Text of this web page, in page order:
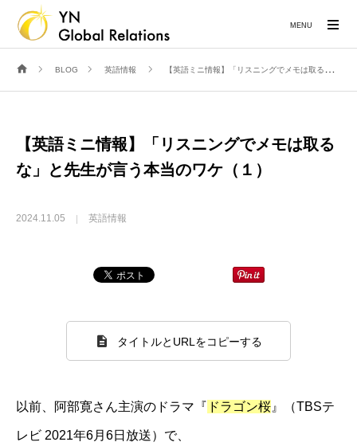
BLOG 英語情報 【英語ミニ情報】「リスニングでメモは取るな」と先生が言う本当のワケ（１）
【英語ミニ情報】「リスニングでメモは取る
な」と先生が言う本当のワケ（１）
2024.11.05 英語情報
タイトルとURLをコピーする
以前、阿部寛さん主演のドラマ『 ドラゴン桜 』（TBSテ
レビ 2021年6月6日放送）で、
MENU